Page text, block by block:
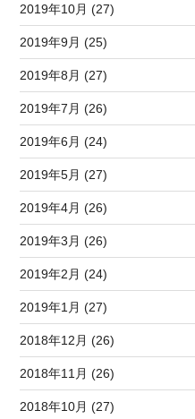
2019年10月 (27)
2019年9月 (25)
2019年8月 (27)
2019年7月 (26)
2019年6月 (24)
2019年5月 (27)
2019年4月 (26)
2019年3月 (26)
2019年2月 (24)
2019年1月 (27)
2018年12月 (26)
2018年11月 (26)
2018年10月 (27)